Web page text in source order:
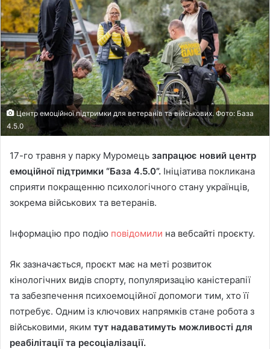
Центр емоційної підтримки для ветеранів та військових. Фото: База
4.5.0
17-го травня у парку Муромець запрацює новий центр
емоційної підтримки “База 4.5.0”. Ініціатива покликана
сприяти покращенню психологічного стану українців,
зокрема військових та ветеранів.
Інформацію про подію повідомили на вебсайті проєкту.
Як зазначається, проєкт має на меті розвиток
кінологічних видів спорту, популяризацію каністерапії
та забезпечення психоемоційної допомоги тим, хто її
потребує. Одним із ключових напрямків стане робота з
військовими, яким тут надаватимуть можливості для
реабілітації та ресоціалізації.